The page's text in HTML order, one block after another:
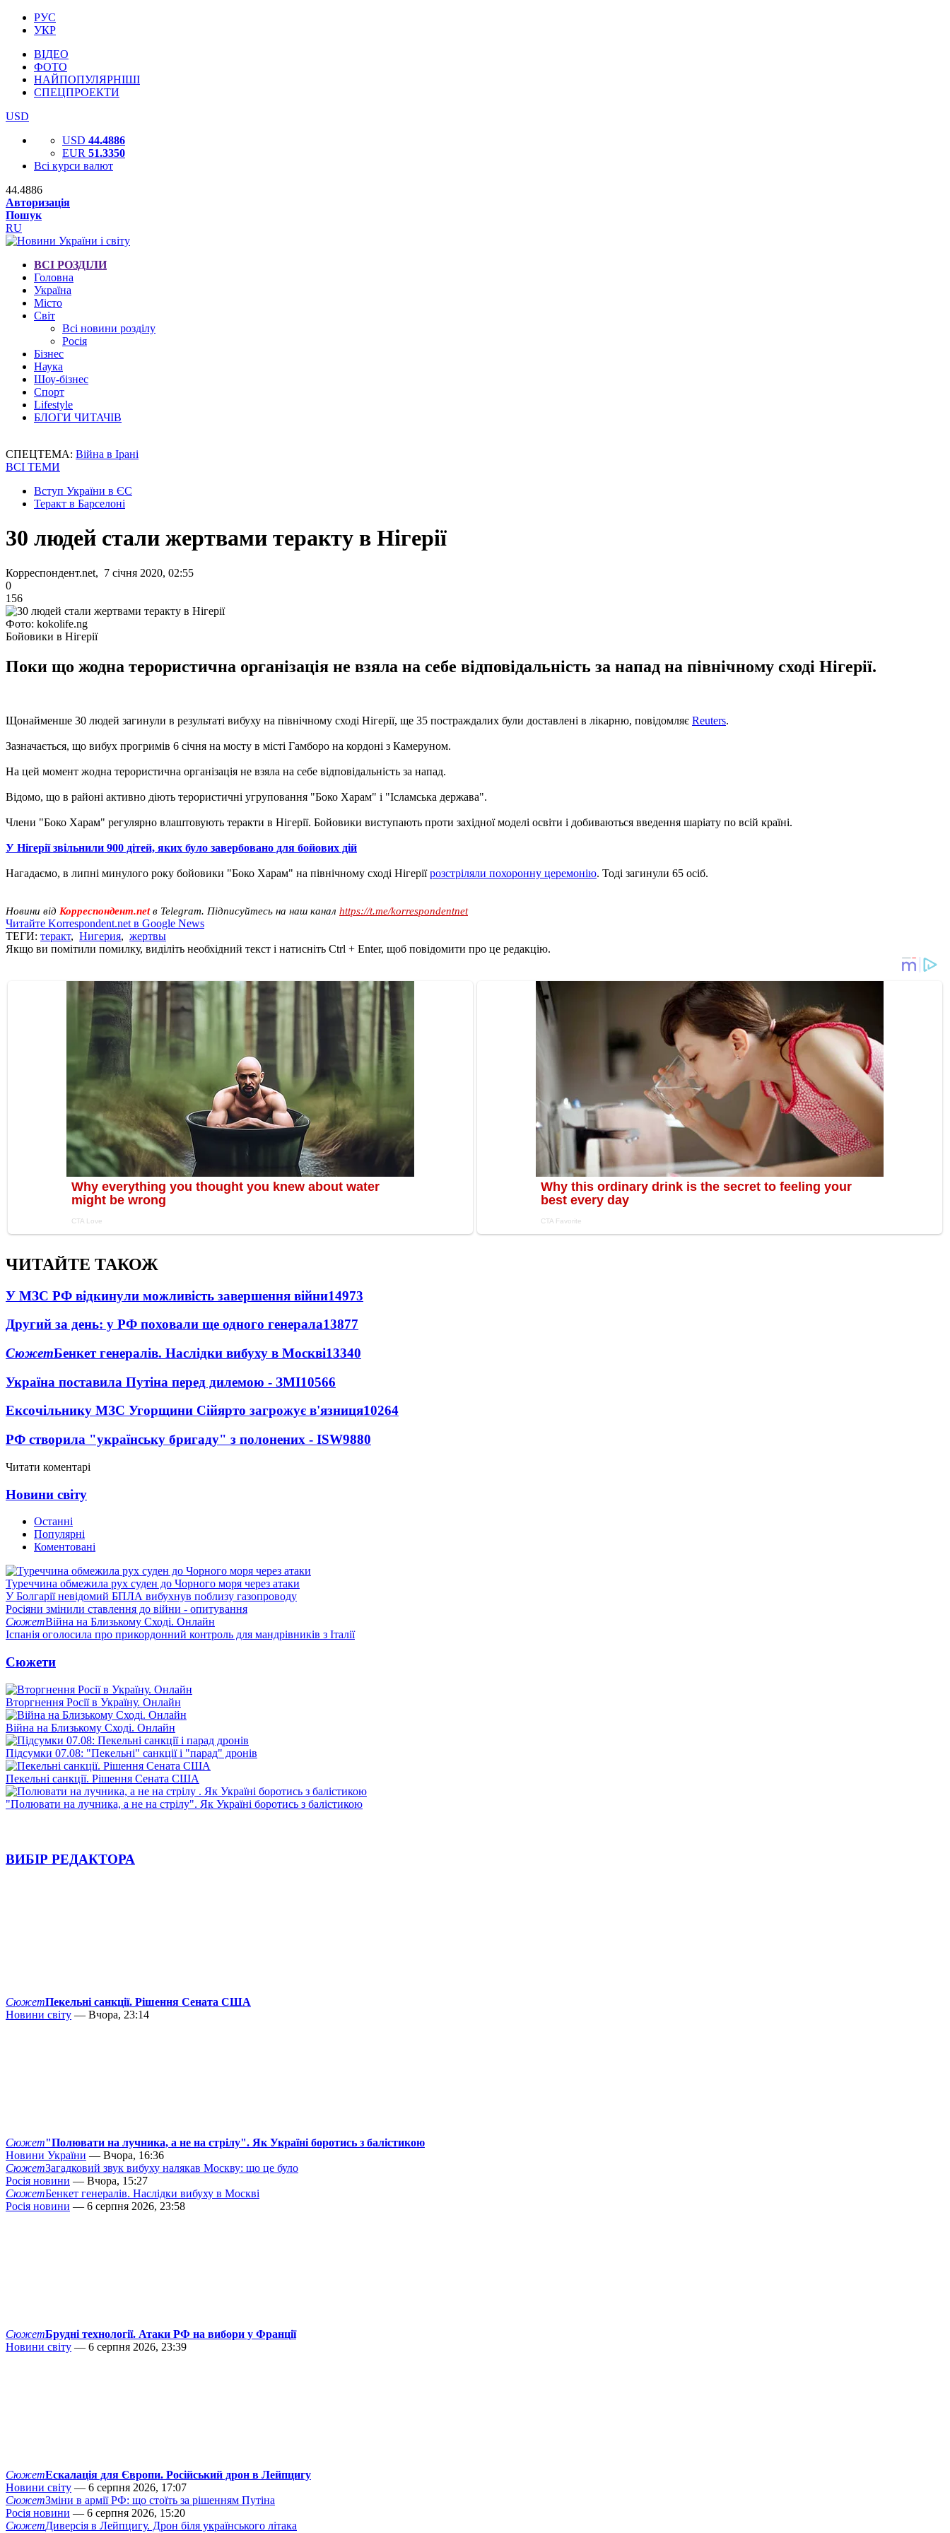
РУС
УКР
ВІДЕО
ФОТО
НАЙПОПУЛЯРНІШІ
СПЕЦПРОЕКТИ
USD
USD 44.4886
EUR 51.3350
Всі курси валют
44.4886
Авторизація
Пошук
RU
ВСІ РОЗДІЛИ
Головна
Україна
Місто
Світ
Всі новини розділу
Росія
Бізнес
Наука
Шоу-бізнес
Спорт
Lifestyle
БЛОГИ ЧИТАЧІВ
СПЕЦТЕМА: Війна в Ірані
ВСІ ТЕМИ
Вступ України в ЄС
Теракт в Барселоні
30 людей стали жертвами теракту в Нігерії
Корреспондент.net, 7 січня 2020, 02:55
0
156
Фото: kokolife.ng
Бойовики в Нігерії
Поки що жодна терористична організація не взяла на себе відповідальність за напад на північному сході Нігерії.
Щонайменше 30 людей загинули в результаті вибуху на північному сході Нігерії, ще 35 постраждалих були доставлені в лікарню, повідомляє Reuters.
Зазначається, що вибух прогримів 6 січня на мосту в місті Гамборо на кордоні з Камеруном.
На цей момент жодна терористична організація не взяла на себе відповідальність за напад.
Відомо, що в районі активно діють терористичні угруповання "Боко Харам" і "Ісламська держава".
Члени "Боко Харам" регулярно влаштовують теракти в Нігерії. Бойовики виступають проти західної моделі освіти і добиваються введення шаріату по всій країні.
У Нігерії звільнили 900 дітей, яких було завербовано для бойових дій
Нагадаємо, в липні минулого року бойовики "Боко Харам" на північному сході Нігеріїрозстріляли похоронну церемонію. Тоді загинули 65 осіб.
Новини від Корреспондент.netв Telegram. Підписуйтесь на наш канал https://t.me/korrespondentnet
Читайте Korrespondent.net в Google News
ТЕГИ: теракт, Нигерия, жертвы
Якщо ви помітили помилку, виділіть необхідний текст і натисніть Ctrl + Enter, щоб повідомити про це редакцію.
ЧИТАЙТЕ ТАКОЖ
У МЗС РФ відкинули можливість завершення війни14973
Другий за день: у РФ поховали ще одного генерала13877
СюжетБенкет генералів. Наслідки вибуху в Москві13340
Україна поставила Путіна перед дилемою - ЗМІ10566
Ексочільнику МЗС Угорщини Сійярто загрожує в'язниця10264
РФ створила "українську бригаду" з полонених - ISW9880
Читати коментарі
Новини світу
Останні
Популярні
Коментовані
Туреччина обмежила рух суден до Чорного моря через атаки
У Болгарії невідомий БПЛА вибухнув поблизу газопроводу
Росіяни змінили ставлення до війни - опитування
СюжетВійна на Близькому Сході. Онлайн
Іспанія оголосила про прикордонний контроль для мандрівників з Італії
Сюжети
Вторгнення Росії в Україну. Онлайн
Війна на Близькому Сході. Онлайн
Підсумки 07.08: "Пекельні" санкції і "парад" дронів
Пекельні санкції. Рішення Сената США
"Полювати на лучника, а не на стрілу". Як Україні боротись з балістикою
ВИБІР РЕДАКТОРА
СюжетПекельні санкції. Рішення Сената США
Новини світу — Вчора, 23:14
Сюжет"Полювати на лучника, а не на стрілу". Як Україні боротись з балістикою
Новини України — Вчора, 16:36
СюжетЗагадковий звук вибуху налякав Москву: що це було
Росія новини — Вчора, 15:27
СюжетБенкет генералів. Наслідки вибуху в Москві
Росія новини — 6 серпня 2026, 23:58
СюжетБрудні технології. Атаки РФ на вибори у Франції
Новини світу — 6 серпня 2026, 23:39
СюжетЕскалація для Європи. Російський дрон в Лейпцигу
Новини світу — 6 серпня 2026, 17:07
СюжетЗміни в армії РФ: що стоїть за рішенням Путіна
Росія новини — 6 серпня 2026, 15:20
СюжетДиверсія в Лейпцигу. Дрон біля українського літака